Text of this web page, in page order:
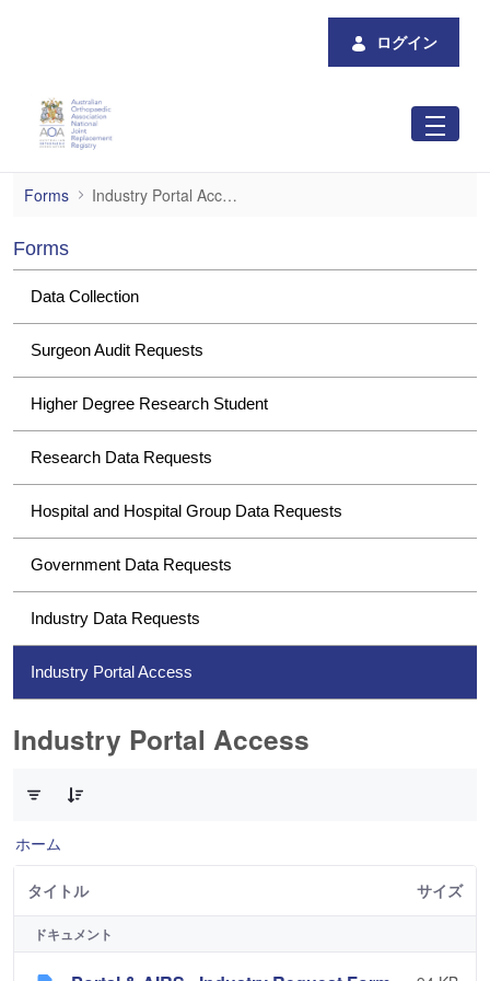
ログイン
Industry Portal Access
Forms Industry Portal Access
Forms
Data Collection
Surgeon Audit Requests
Higher Degree Research Student
Research Data Requests
Hospital and Hospital Group Data Requests
Government Data Requests
Industry Data Requests
Industry Portal Access
Industry Portal Access
ホーム
タイトル サイズ
ドキュメント